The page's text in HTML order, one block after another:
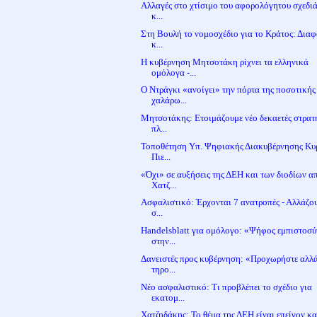
Αλλαγές στο χτίσιμο του αφορολόγητου
κ...
Στη Βουλή το νομοσχέδιο για το Κράτος:
κ...
Η κυβέρνηση Μητσοτάκη ρίχνει τα ελληνικά
ομόλογα -...
Ο Ντράγκι «ανοίγει» την πόρτα της ποσοτικής
χαλάρω...
Μητσοτάκης: Ετοιμάζουμε νέο δεκαετές
πλ...
Τοποθέτηση Υπ. Ψηφιακής Διακυβέρνησης
Πιε...
«Όχι» σε αυξήσεις της ΔΕΗ και των διοδίων
Χατζ...
Ασφαλιστικό: Έρχονται 7 ανατροπές -
σ...
Handelsblatt για ομόλογο: «Ψήφος
στην...
Δανειστές προς κυβέρνηση: «Προχωρήστε
τηρο...
Νέο ασφαλιστικό: Τι προβλέπει το σχέδιο για
εκατομ...
Χατζηδάκης: Το θέμα της ΔΕΗ είναι επείγον